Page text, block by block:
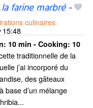
farine marbré-
culinaires
15:48
10 min - Cooking: 10
traditionnelle de la
j’ai incorporé du
des gâteaux
base d’un mélange